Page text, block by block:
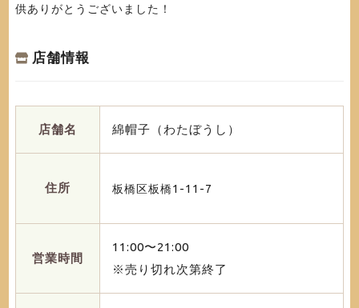
供ありがとうございました！
店舗情報
店舗名 綿帽子（わたぼうし）
住所 板橋区板橋1-11-7
営業時間
11:00〜21:00
※売り切れ次第終了